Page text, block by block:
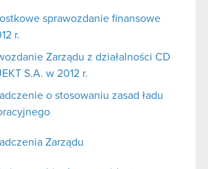
sprawozdanie finansowe
r.
Zarządu z działalności CD
S.A. w 2012 r.
o stosowaniu zasad ładu
Zarządu